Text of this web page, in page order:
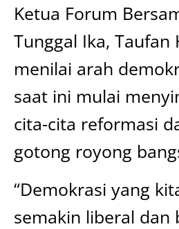
Ketua Forum
Tunggal Ika, Taufan
menilai arah
saat ini mulai
cita-cita reformasi
gotong royong
“Demokrasi yang
semakin liberal dan